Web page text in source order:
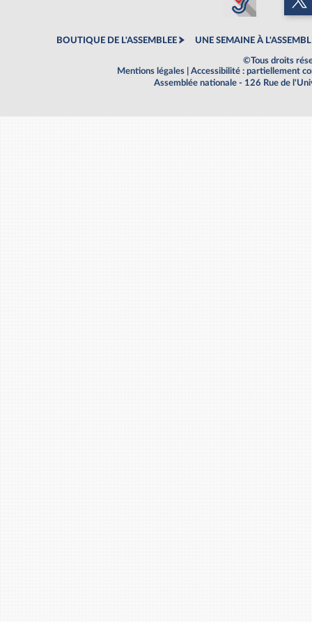
BOUTIQUE DE L'ASSEMBLEE UNE SEMAINE À
©Tous droits
Mentions légales
Accessibilité : partiellement
Assemblée nationale - 126 Rue de